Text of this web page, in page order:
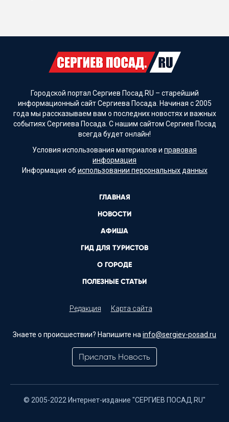
Городской портал Сергиев Посад.RU – старейший
информационный сайт Сергиева Посада. Начиная с 2005
года мы рассказываем вам о последних новостях и важных
событиях Сергиева Посада. С нашим сайтом Сергиев Посад
всегда будет онлайн!
Условия использования материалов и правовая
информация
Информация об использовании персональных данных
ГЛАВНАЯ
НОВОСТИ
АФИША
ГИД ДЛЯ ТУРИСТОВ
О ГОРОДЕ
ПОЛЕЗНЫЕ СТАТЬИ
Редакция Карта сайта
Знаете о происшествии? Напишите наinfo@sergiev-posad.ru
Прислать Новость
© 2005-2022 Интернет-издание "СЕРГИЕВ ПОСАД.RU"